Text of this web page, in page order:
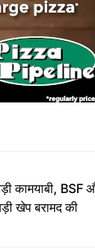
कामयाबी, BSF
खेप बरामद की